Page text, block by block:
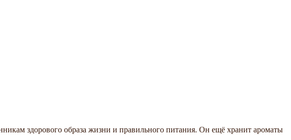
здорового образа жизни и правильного питания. Он ещё хранит ароматы